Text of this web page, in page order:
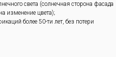
света (солнечная сторона фасада
изменение цвета);
более 50-ти лет, без потери